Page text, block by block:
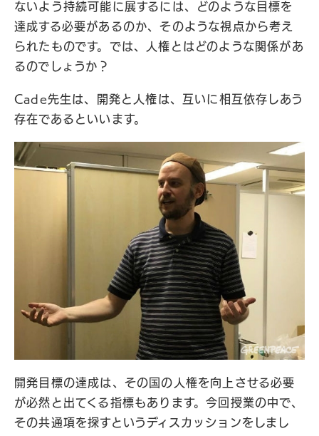
ないよう持続可能に展するには、どのような目標を
達成する必要があるのか、そのような視点から考え
られたものです。では、人権とはどのような関係があ
るのでしょうか？
Cade先生は、開発と人権は、互いに相互依存しあう
存在であるといいます。
開発目標の達成は、その国の人権を向上させる必要
が必然と出てくる指標もあります。今回授業の中で、
その共通項を探すというディスカッションをしまし